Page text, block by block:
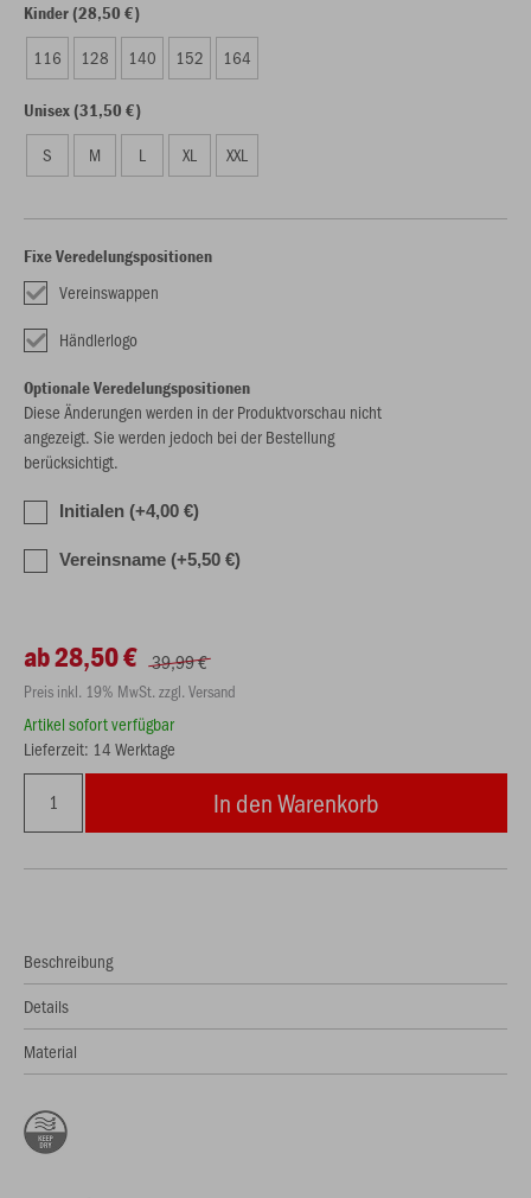
Kinder (28,50 €)
116 128 140 152 164
Unisex (31,50 €)
S M L XL XXL
Fixe Veredelungspositionen
Vereinswappen
Händlerlogo
Optionale Veredelungspositionen
Diese Änderungen werden in der Produktvorschau nicht
angezeigt. Sie werden jedoch bei der Bestellung
berücksichtigt.
Initialen (+4,00 €)
Vereinsname (+5,50 €)
ab 28,50 € 39,99 €
Preis inkl. 19% MwSt. zzgl. Versand
Artikel sofort verfügbar
Lieferzeit: 14 Werktage
In den Warenkorb
Beschreibung
Details
Material